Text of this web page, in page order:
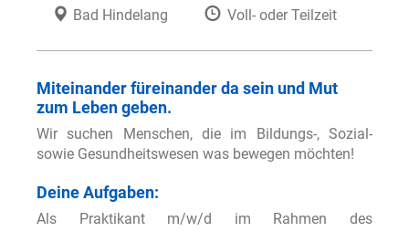
Bad Hindelang Voll- oder Teilzeit
Miteinander füreinander da sein und Mut
zum Leben geben.
Wir suchen Menschen, die im Bildungs-, Sozial-
sowie Gesundheitswesen was bewegen möchten!
Deine Aufgaben:
Als Praktikant m/w/d im Rahmen des